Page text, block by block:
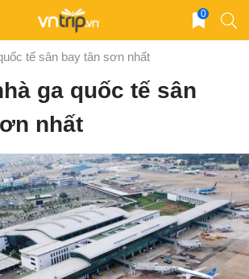
0
tế sân bay tân sơn nhất
ga quốc tế sân
nhất